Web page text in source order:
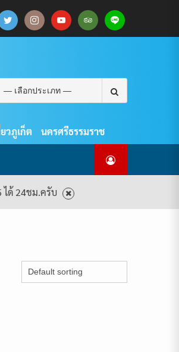
Search
for:
วภูเก็ต นครศรีธรรมราช
ได้ 24ชม.ครับ